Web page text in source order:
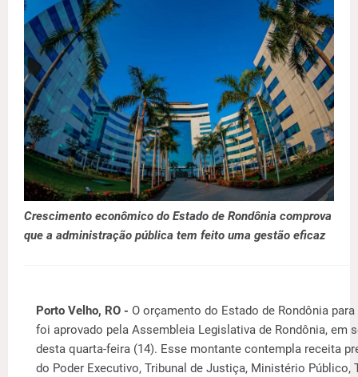
Crescimento econômico do Estado de Rondônia comprova
que a administração pública tem feito uma gestão eficaz
Porto Velho, RO - O orçamento do Estado de Rondônia para
foi aprovado pela Assembleia Legislativa de Rondônia, em
desta quarta-feira (14). Esse montante contempla receita
do Poder Executivo, Tribunal de Justiça, Ministério Público,